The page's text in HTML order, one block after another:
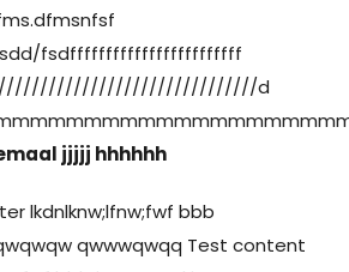
fsdffffffffffffffffffffffff
d
jjjjj hhhhhh
lkdnlknw;lfnw;fwf bbb
qwwwqwqq Test content